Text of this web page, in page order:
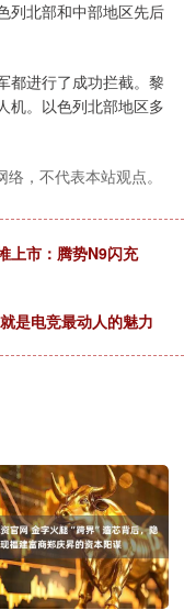
列北部和中部地区先后
都进行了成功拦截。黎
机。以色列北部地区多
，不代表本站观点。
上市：腾势N9闪充
是电竞最动人的魅力